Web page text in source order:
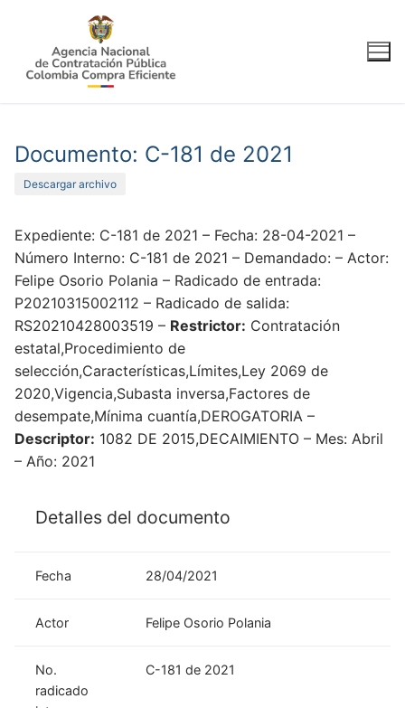
contenido
Documento: C-181 de 2021
Descargar archivo
Expediente: C-181 de 2021 – Fecha: 28-04-2021 –
Número Interno: C-181 de 2021 – Demandado: – Actor:
Felipe Osorio Polania – Radicado de entrada:
P20210315002112 – Radicado de salida:
RS20210428003519 – Restrictor: Contratación
estatal,Procedimiento de
selección,Características,Límites,Ley 2069 de
2020,Vigencia,Subasta inversa,Factores de
desempate,Mínima cuantía,DEROGATORIA –
Descriptor: 1082 DE 2015,DECAIMIENTO – Mes: Abril
– Año: 2021
Detalles del documento
Fecha 28/04/2021
Actor Felipe Osorio Polania
No.
radicado
C-181 de 2021